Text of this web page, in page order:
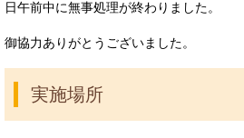
日午前中に無事処理が終わりました。
御協力ありがとうございました。
実施場所